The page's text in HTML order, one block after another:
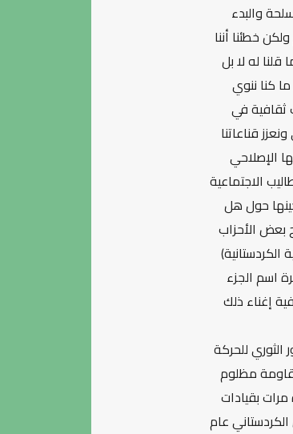
والبدء
خطئنا أننا
له لا بل
كنا ننوي
ثقافية في
قناعاتنا
الإصلاحي
الاجتماعية
حول هل
بعض الأحزاب
اسم الجزء
إغناء ذلك
الثوري للحركة
مظلوم
بقيادات
عام